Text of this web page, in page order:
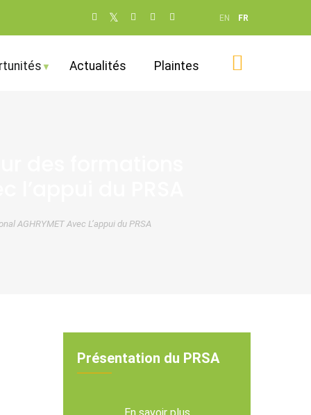
Social
networks
remove)
EN FR
Actualités Plaintes
AGHRYMET Avec L’appui du PRSA
Présentation du PRSA
En savoir plus